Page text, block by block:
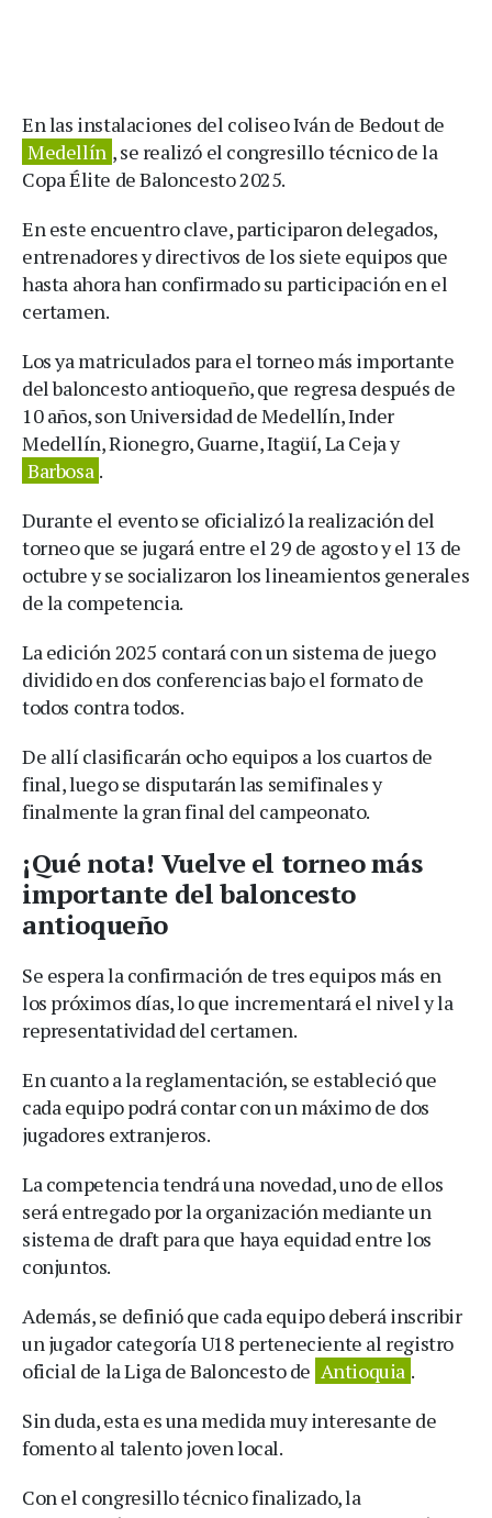
En las instalaciones del coliseo Iván de Bedout de
Medellín , se realizó el congresillo técnico de la
Copa Élite de Baloncesto 2025.
En este encuentro clave, participaron delegados,
entrenadores y directivos de los siete equipos que
hasta ahora han confirmado su participación en el
certamen.
Los ya matriculados para el torneo más importante
del baloncesto antioqueño, que regresa después de
10 años, son Universidad de Medellín, Inder
Medellín, Rionegro, Guarne, Itagüí, La Ceja y
Barbosa .
Durante el evento se oficializó la realización del
torneo que se jugará entre el 29 de agosto y el 13 de
octubre y se socializaron los lineamientos generales
de la competencia.
La edición 2025 contará con un sistema de juego
dividido en dos conferencias bajo el formato de
todos contra todos.
De allí clasificarán ocho equipos a los cuartos de
final, luego se disputarán las semifinales y
finalmente la gran final del campeonato.
¡Qué nota! Vuelve el torneo más
importante del baloncesto
antioqueño
Se espera la confirmación de tres equipos más en
los próximos días, lo que incrementará el nivel y la
representatividad del certamen.
En cuanto a la reglamentación, se estableció que
cada equipo podrá contar con un máximo de dos
jugadores extranjeros.
La competencia tendrá una novedad, uno de ellos
será entregado por la organización mediante un
sistema de draft para que haya equidad entre los
conjuntos.
Además, se definió que cada equipo deberá inscribir
un jugador categoría U18 perteneciente al registro
oficial de la Liga de Baloncesto de Antioquia .
Sin duda, esta es una medida muy interesante de
fomento al talento joven local.
Con el congresillo técnico finalizado, la